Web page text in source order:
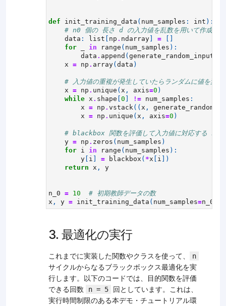
def init_training_data ( num_samples : int ):
# n0 個の 長さ d の入力値を乱数を用いて作成
data : list [ np . ndarray] =
[]
for
in range ( num_samples ):
data . append (generate_random_input
x = np . array(data )
# 入力値の重複が発生していたらランダムに値を変更
x = np . unique ( x , axis=0 )
while x . shape [0 ] != num_samples :
x = np . vstack (( x ,
x = np . unique ( x , axis=0 )
# blackbox 関数を評価して入力値に対応する n0
y = np . zeros ( num_samples )
for i in range ( num_samples ):
y [ i ] = blackbox ( *x [ i ])
return
x , y
n_0 = 10
# 初期教師データの数
x , y = init_training_data ( num_samples=n_0
3. 最適化の実行
これまでに実装した関数やクラスを使って、 n
サイクルからなるブラックボックス最適化を実
行します。以下のコードでは、目的関数を評価
できる回数
n = 5
回としています。これは、
実行時間制限のある本デモ・チュートリアル環